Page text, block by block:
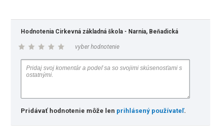
Hodnotenia Cirkevná základná škola - Narnia, Beňadická
vyber hodnotenie
Pridávať hodnotenie môže len prihlásený používateľ.